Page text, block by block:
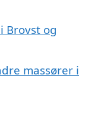
Brovst og
massører i